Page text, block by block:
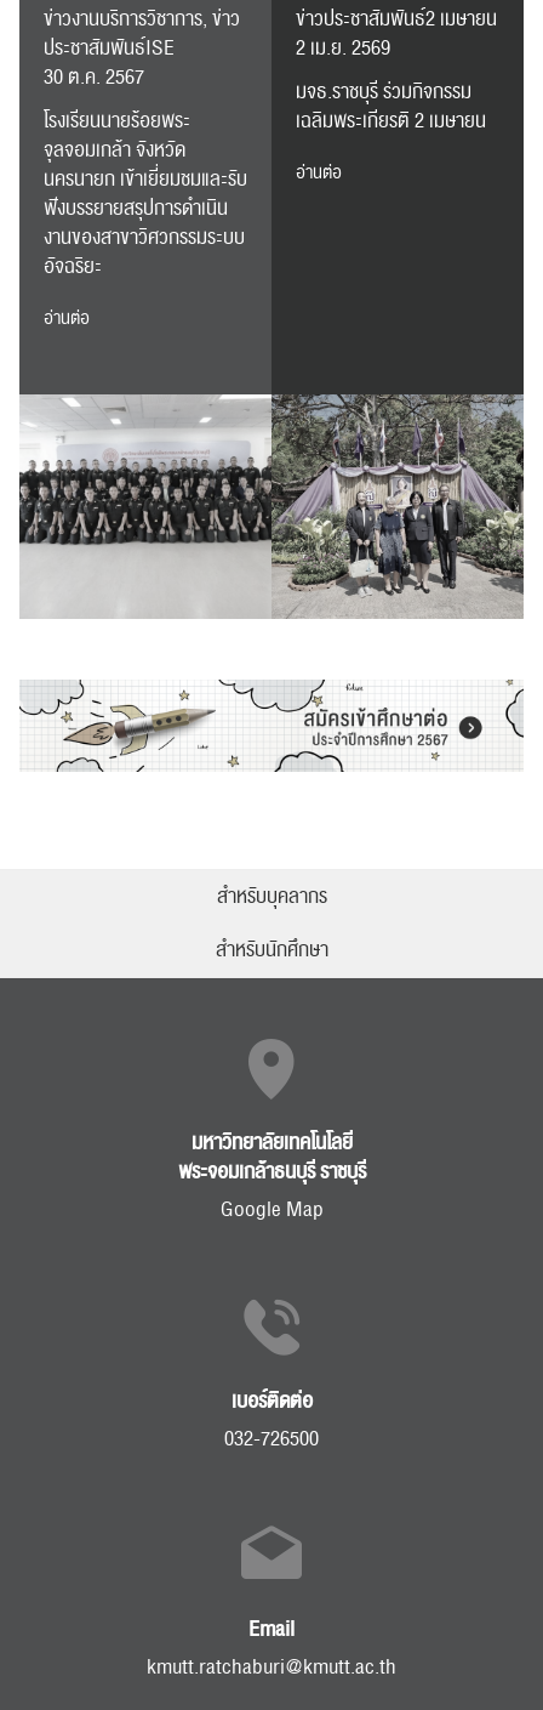
ข่าวงานบริการวิชาการ, ข่าว
ประชาสัมพันธ์ISE
30 ต.ค. 2567
โรงเรียนนายร้อยพระ
จุลจอมเกล้า จังหวัด
นครนายก เข้าเยี่ยมชมและรับ
ฟังบรรยายสรุปการดำเนิน
งานของสาขาวิศวกรรมระบบ
อัจฉริยะ
อ่านต่อ
ข่าวประชาสัมพันธ์2 เมษายน
2 เม.ย. 2569
มจธ.ราชบุรี ร่วมกิจกรรม
เฉลิมพระเกียรติ 2 เมษายน
อ่านต่อ
สำหรับบุคลากร
สำหรับนักศึกษา
มหาวิทยาลัยเทคโนโลยี
พระจอมเกล้าธนบุรี ราชบุรี
Google Map
เบอร์ติดต่อ
032-726500
Email
kmutt.ratchaburi@kmutt.ac.th